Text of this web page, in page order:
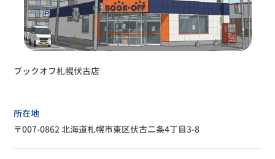
ブックオフ札幌伏古店
所在地
〒007-0862 北海道札幌市東区伏古二条4丁目3-8